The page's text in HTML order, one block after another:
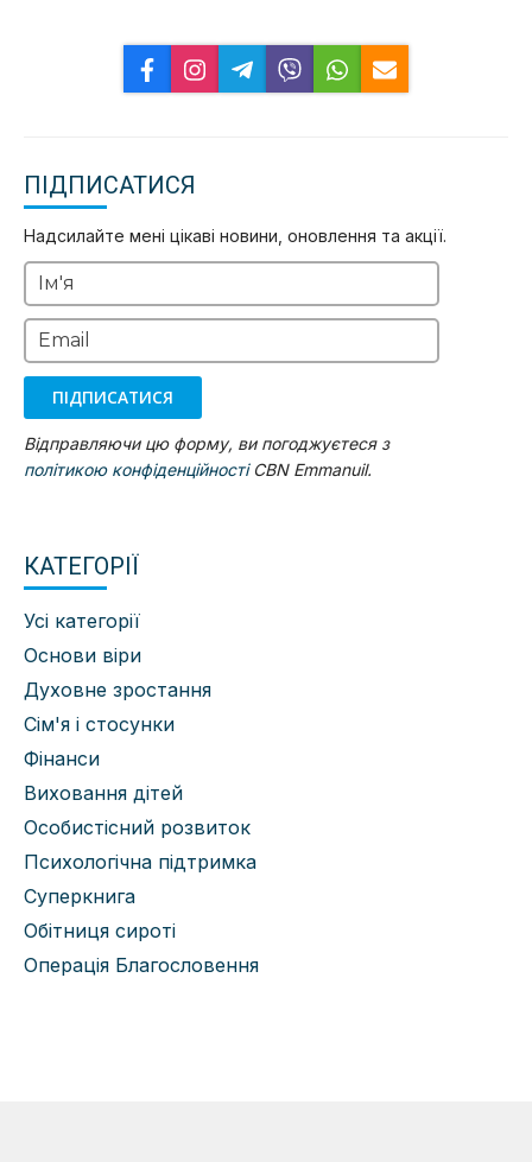
ПІДПИСАТИСЯ
Надсилайте мені цікаві новини, оновлення та акції.
Ім'я
Email
ПІДПИСАТИСЯ
Відправляючи цю форму, ви погоджуєтеся з
політикою конфіденційностіCBN Emmanuil.
КАТЕГОРІЇ
Усі категорії
Основи віри
Духовне зростання
Сім'я і стосунки
Фінанси
Виховання дітей
Особистісний розвиток
Психологічна підтримка
Суперкнига
Обітниця сироті
Операція Благословення